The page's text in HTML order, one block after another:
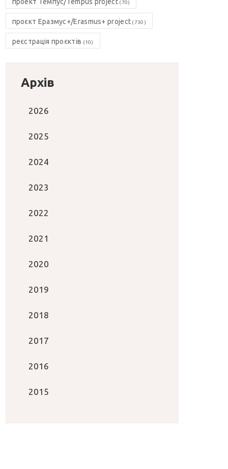
(70)
проєкт Еразмус+/Erasmus+ project (730)
реєстрація проєктів (10)
Архів
2026
2025
2024
2023
2022
2021
2020
2019
2018
2017
2016
2015